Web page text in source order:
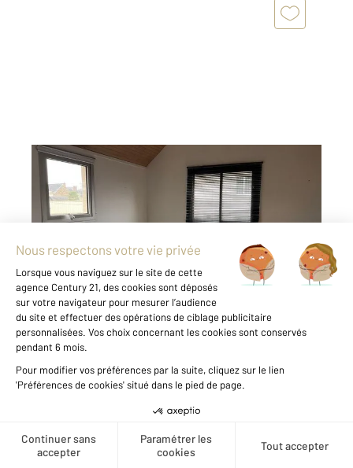
Créer une alerte
FOUGERES 35
25 m
, 1 pièce
Ref : 6569
Appartement Local à louer
732 €
par mois charges comprises
FOUGERES Century 21 Gambetta vous propose
à la location ce bureau dans un immeuble
commercial multi activités à deux pas du forum
de Fougères ( emplacement idéal et parking
facile). Le bien vous offrira une entrée, un
espace de travail avec ...
Voir le détail du bien